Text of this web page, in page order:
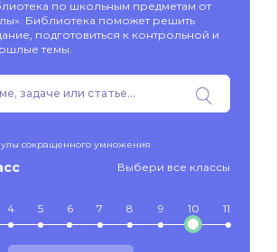
по школьным предметам от
Библиотека поможет решить
подготовиться к контрольной и
темы.
сокращенного умножения
Выбери все классы
4 5 6 7 8 9 10 11